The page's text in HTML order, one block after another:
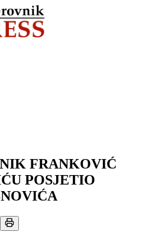
FRANKOVIĆ
POSJETIO